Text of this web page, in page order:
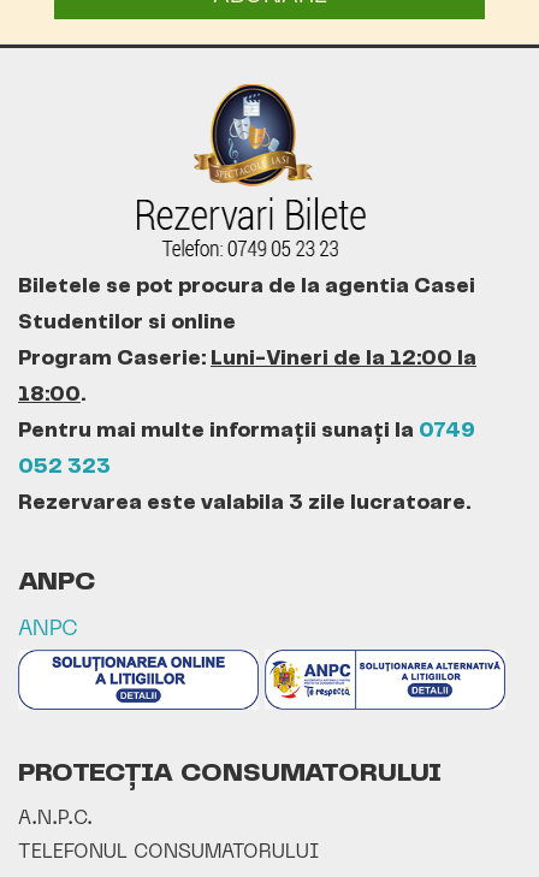
Biletele se pot procura de la agentia Casei
Studentilor si online
Program Caserie: Luni-Vineri de la 12:00 la
18:00.
Pentru mai multe informații sunați la 0749
052 323
Rezervarea este valabila 3 zile lucratoare.
ANPC
ANPC
PROTECȚIA CONSUMATORULUI
A.N.P.C.
TELEFONUL CONSUMATORULUI